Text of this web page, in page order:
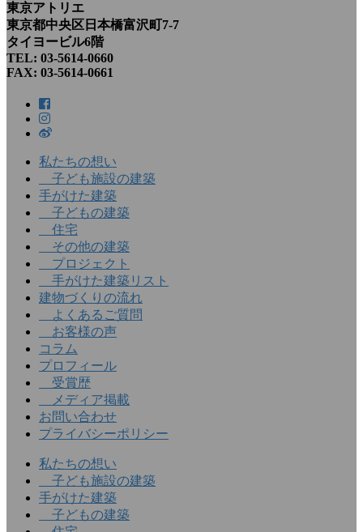
東京アトリエ
東京都中央区日本橋富沢町7-7
タイヨービル6階
TEL: 03-5614-0660
FAX: 03-5614-0661
私たちの想い
子ども施設の建築
手がけた建築
子どもの建築
住宅
その他の建築
プロジェクト
手がけた建築リスト
建物づくりの流れ
よくあるご質問
お客様の声
コラム
プロフィール
受賞歴
メディア掲載
お問い合わせ
プライバシーポリシー
私たちの想い
子ども施設の建築
手がけた建築
子どもの建築